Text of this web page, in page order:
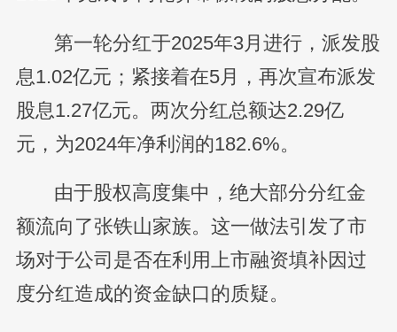
第一轮分红于2025年3月进行，派发股
息1.02亿元；紧接着在5月，再次宣布派发
股息1.27亿元。两次分红总额达2.29亿
元，为2024年净利润的182.6%。
由于股权高度集中，绝大部分分红金
额流向了张铁山家族。这一做法引发了市
场对于公司是否在利用上市融资填补因过
度分红造成的资金缺口的质疑。